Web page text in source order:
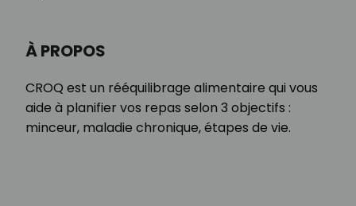
À PROPOS
CROQ est un rééquilibrage alimentaire qui vous
aide à planifier vos repas selon 3 objectifs :
minceur, maladie chronique, étapes de vie.